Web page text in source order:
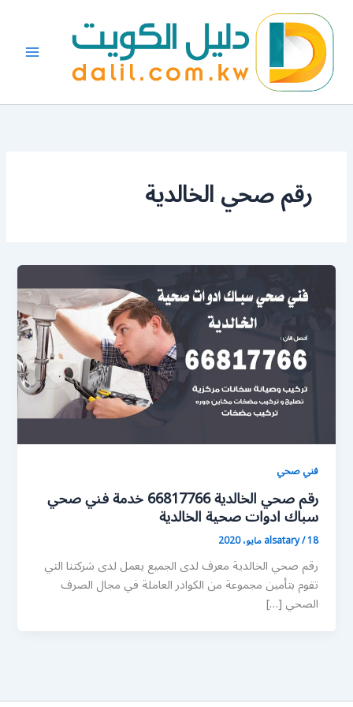
المحتوى
رقم صحي الخالدية
فني صحي
رقم صحي الخالدية 66817766 خدمة فني صحي
سباك ادوات صحية الخالدية
alsatary/18 مايو، 2020
رقم صحي الخالدية معرف لدى الجميع يعمل لدى شركتنا التي
تقوم بتأمين مجموعة من الكوادر العاملة في مجال الصرف
الصحي […]